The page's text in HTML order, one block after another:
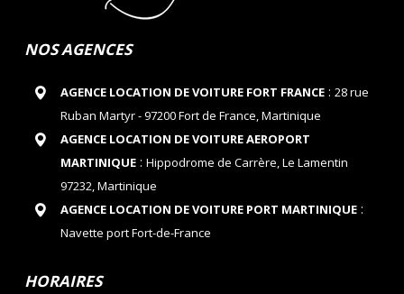
NOS AGENCES
AGENCE LOCATION DE VOITURE FORT FRANCE: 28 rue
Ruban Martyr - 97200 Fort de France, Martinique
AGENCE LOCATION DE VOITURE AEROPORT
MARTINIQUE: Hippodrome de Carrère, Le Lamentin
97232, Martinique
AGENCE LOCATION DE VOITURE PORT MARTINIQUE:
Navette port Fort-de-France
HORAIRES